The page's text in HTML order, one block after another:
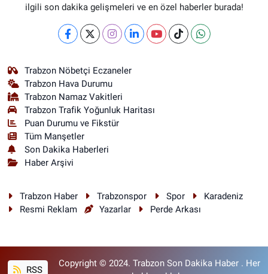
ilgili son dakika gelişmeleri ve en özel haberler burada!
Trabzon Nöbetçi Eczaneler
Trabzon Hava Durumu
Trabzon Namaz Vakitleri
Trabzon Trafik Yoğunluk Haritası
Puan Durumu ve Fikstür
Tüm Manşetler
Son Dakika Haberleri
Haber Arşivi
Trabzon Haber Trabzonspor Spor
Karadeniz
Resmi Reklam
Yazarlar Perde Arkası
RSS
Copyright © 2024. Trabzon Son Dakika Haber . Her